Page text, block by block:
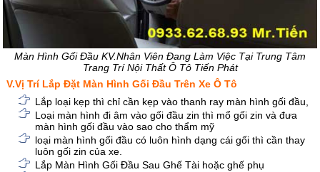
Màn Hình Gối Đầu KV.Nhân Viên Đang Làm Việc Tại Trung Tâm
Trang Trí Nội Thất Ô Tô Tiến Phát
V.Vị Trí Lắp Đặt Màn Hình Gối Đầu Trên Xe Ô Tô
Lắp loại kẹp thì chỉ cần kẹp vào thanh ray màn hình gối đầu,
Loại màn hình đi âm vào gối đầu zin thì mổ gối zin và đưa
màn hình gối đầu vào sao cho thẩm mỹ
loại màn hình gối đầu có luôn hình dạng cái gối thì cần thay
luôn gối zin của xe.
Lắp Màn Hình Gối Đầu Sau Ghế Tài hoặc ghế phụ